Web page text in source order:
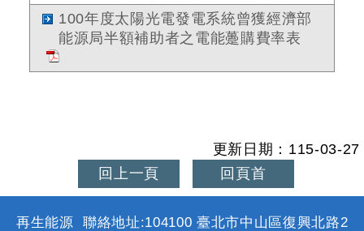
100年度太陽光電發電系統曾獲經濟部
能源局半額補助者之電能躉購費率表
更新日期：115-03-27
回上一頁
回頁首
再生能源 聯絡地址:104100 臺北市中山區復興北路2